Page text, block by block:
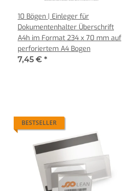
10 Bögen | Einleger für
Dokumentenhalter Überschrift
A4h im Format 234 x 70 mm auf
perforiertem A4 Bogen
7,45 € *
BESTSELLER